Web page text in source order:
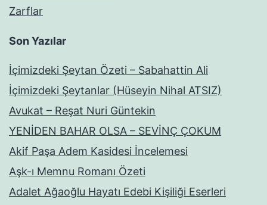
Zarflar
Son Yazılar
İçimizdeki Şeytan Özeti – Sabahattin Ali
İçimizdeki Şeytanlar (Hüseyin Nihal ATSIZ)
Avukat – Reşat Nuri Güntekin
YENİDEN BAHAR OLSA – SEVİNÇ ÇOKUM
Akif Paşa Adem Kasidesi İncelemesi
Aşk-ı Memnu Romanı Özeti
Adalet Ağaoğlu Hayatı Edebi Kişiliği Eserleri